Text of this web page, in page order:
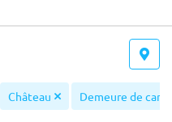
Château Demeure de